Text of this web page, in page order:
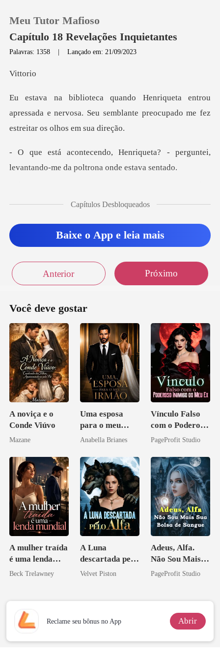
Loja
Histórico
Sair
Meu Tutor Mafioso
Capítulo 18 Revelações Inquietantes
Palavras: 1358 |Lançado em: 21/09/2023
tt
rou
apressada e nervosa. Seu semblante preocu
ueta? - perguntei,
levantando-me
ação deu
Capítulos Desbloqueados
Baixe o App e leia mais
Anterior Próximo
Você deve gostar
A noviça e o
Conde Viúvo
Mazane
Uma esposa
para o meu
irmão
Anabella Brianes
Vínculo Falso
com o Poderoso
Inimigo do Meu
PageProfit Studio
A mulher traída
é uma lenda
mundial
Beck Trelawney
A Luna
descartada pelo
Alfa
Velvet Piston
Adeus, Alfa.
Não Sou Mais
Sua Bolsa de
PageProfit Studio
Reclame seu bônus no App Abrir